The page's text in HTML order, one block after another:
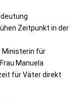
Zeitpunkt in der
Ministerin für
Manuela
für Väter direkt